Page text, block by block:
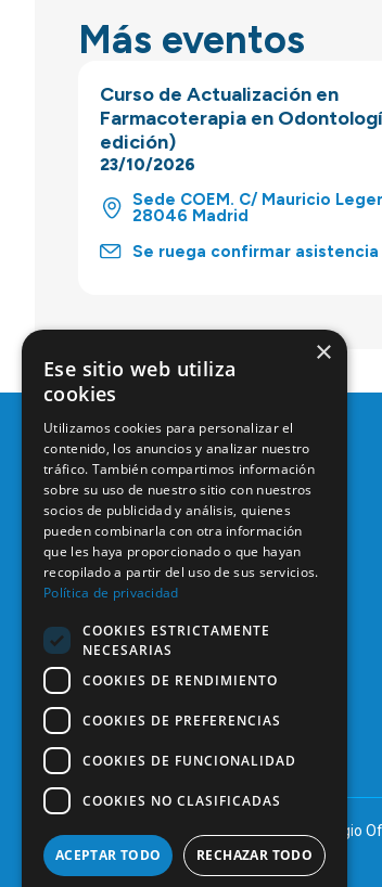
Más eventos
Curso de Actualización en
Farmacoterapia en
edición)
23/10/2026
Sede COEM. C/ Mauricio
28046 Madrid
Se ruega confirmar asistencia
C/ Mauricio Legendre, 38
28046 Madrid
91 561 29 05
informacion@coem.org.es
© 2025 – COEM – Colegio
×
Ese sitio web utiliza
cookies
Utilizamos cookies para personalizar el
contenido, los anuncios y analizar nuestro
tráfico. También compartimos información
sobre su uso de nuestro sitio con nuestros
socios de publicidad y análisis, quienes
pueden combinarla con otra información
que les haya proporcionado o que hayan
recopilado a partir del uso de sus servicios.
Política de privacidad
COOKIES ESTRICTAMENTE
NECESARIAS
COOKIES DE RENDIMIENTO
COOKIES DE PREFERENCIAS
COOKIES DE FUNCIONALIDAD
COOKIES NO CLASIFICADAS
ACEPTAR TODO RECHAZAR TODO